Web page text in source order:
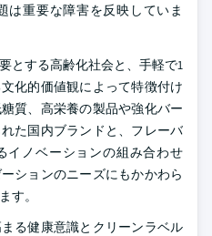
は重要な障害を反映していま
とする高齢化社会と、手軽で1
化的価値観によって特徴付け
質、高栄養の製品や強化バー
た国内ブランドと、フレーバ
イノベーションの組み合わせ
ションのニーズにもかかわら
す。
る健康意識とクリーンラベル